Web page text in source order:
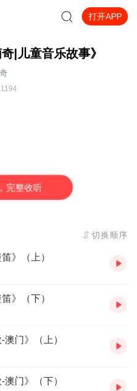
打开APP
奇|儿童音乐故事》
1194
完整收听
切换顺序
》（上）
》（下）
门》（上）
门》（下）